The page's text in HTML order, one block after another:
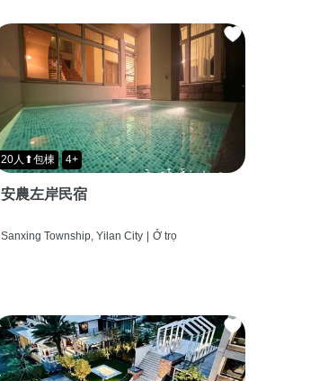
20人⬆包棟 4+
安農左岸民宿
Sanxing Township, Yilan City | Ở trọ